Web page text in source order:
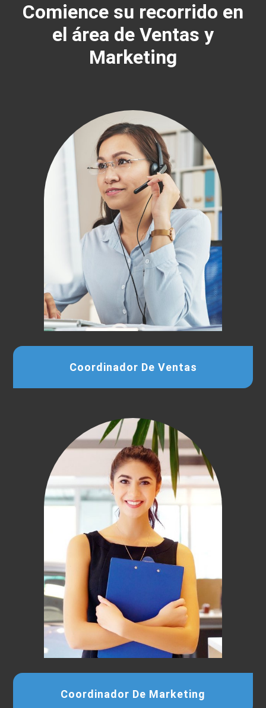
Comience su recorrido en
el área de Ventas y
Marketing
Coordinador De Ventas
Coordinador De Marketing